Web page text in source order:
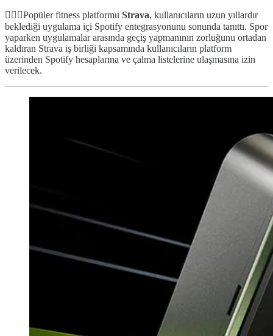
🏃🏻‍♀️Popüler fitness platformu Strava, kullanıcıların uzun yıllardır
beklediği uygulama içi Spotify entegrasyonunu sonunda tanıttı. Spor
yaparken uygulamalar arasında geçiş yapmanının zorluğunu ortadan
kaldıran Strava iş birliği kapsamında kullanıcıların platform
üzerinden Spotify hesaplarına ve çalma listelerine ulaşmasına izin
verilecek.